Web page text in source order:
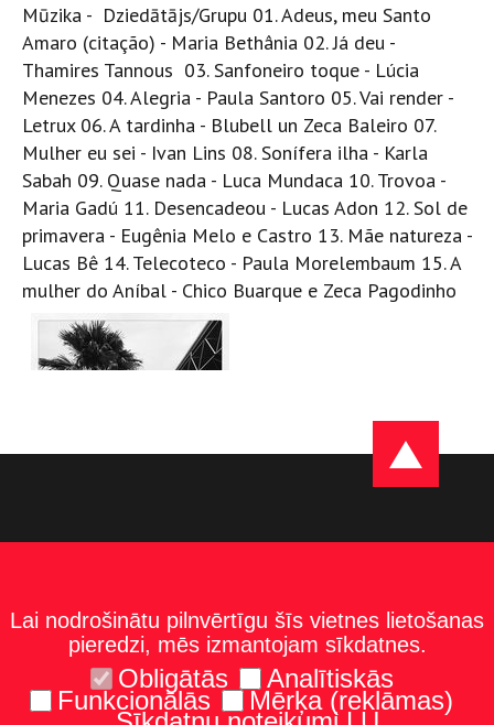
Mūzika - Dziedātājs/Grupu 01. Adeus, meu Santo
Amaro (citação) - Maria Bethânia 02. Já deu -
Thamires Tannous 03. Sanfoneiro toque - Lúcia
Menezes 04. Alegria - Paula Santoro 05. Vai render -
Letrux 06. A tardinha - Blubell un Zeca Baleiro 07.
Mulher eu sei - Ivan Lins 08. Sonífera ilha - Karla
Sabah 09. Quase nada - Luca Mundaca 10. Trovoa -
Maria Gadú 11. Desencadeou - Lucas Adon 12. Sol de
primavera - Eugênia Melo e Castro 13. Mãe natureza -
Lucas Bê 14. Telecoteco - Paula Morelembaum 15. A
mulher do Aníbal - Chico Buarque e Zeca Pagodinho
Lai nodrošinātu pilnvērtīgu šīs vietnes lietošanas
pieredzi, mēs izmantojam sīkdatnes.
Obligātās Analītiskās
Funkcionālās Mērķa (reklāmas)